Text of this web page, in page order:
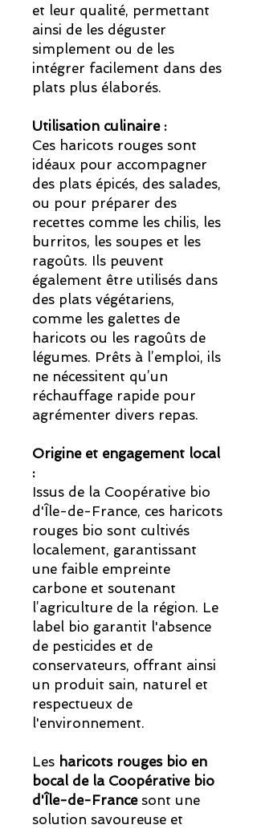
et leur qualité, permettant
ainsi de les déguster
simplement ou de les
intégrer facilement dans des
plats plus élaborés.
Utilisation culinaire :
Ces haricots rouges sont
idéaux pour accompagner
des plats épicés, des salades,
ou pour préparer des
recettes comme les chilis, les
burritos, les soupes et les
ragoûts. Ils peuvent
également être utilisés dans
des plats végétariens,
comme les galettes de
haricots ou les ragoûts de
légumes. Prêts à l’emploi, ils
ne nécessitent qu’un
réchauffage rapide pour
agrémenter divers repas.
Origine et engagement local
:
Issus de la Coopérative bio
d'Île-de-France, ces haricots
rouges bio sont cultivés
localement, garantissant
une faible empreinte
carbone et soutenant
l’agriculture de la région. Le
label bio garantit l'absence
de pesticides et de
conservateurs, offrant ainsi
un produit sain, naturel et
respectueux de
l'environnement.
Les haricots rouges bio en
bocal de la Coopérative bio
d'Île-de-Francesont une
solution savoureuse et